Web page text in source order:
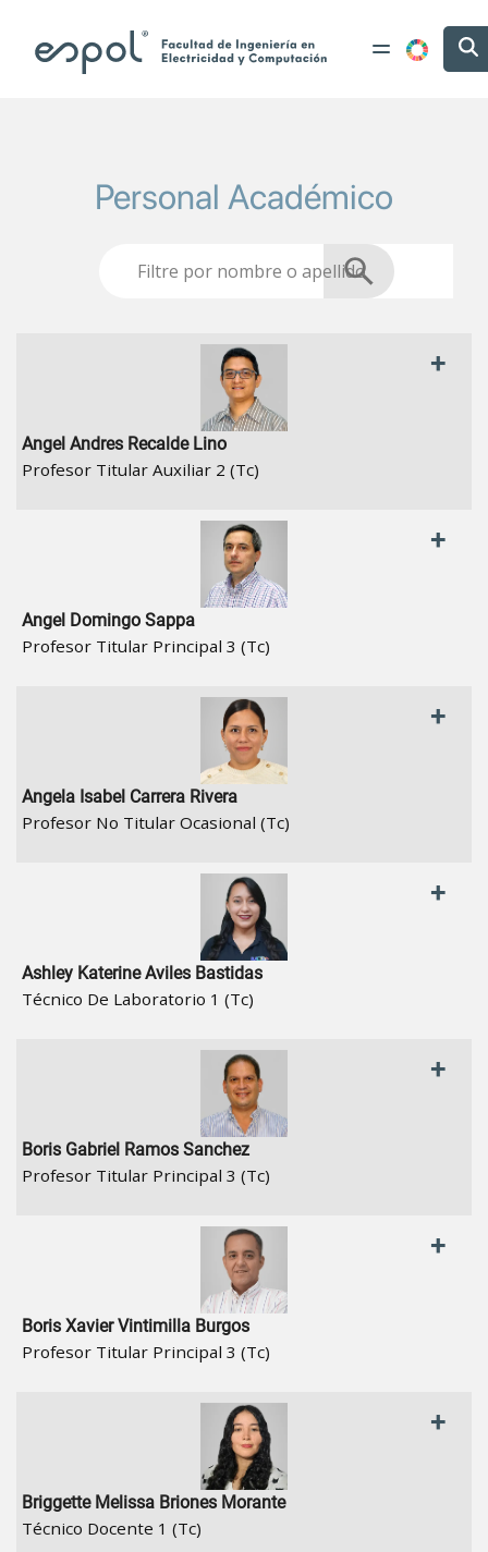
Personal Académico
Angel Andres Recalde Lino
Profesor Titular Auxiliar 2 (Tc)
+
Angel Domingo Sappa
Profesor Titular Principal 3 (Tc)
+
Angela Isabel Carrera Rivera
Profesor No Titular Ocasional (Tc)
+
Ashley Katerine Aviles Bastidas
Técnico De Laboratorio 1 (Tc)
+
Boris Gabriel Ramos Sanchez
Profesor Titular Principal 3 (Tc)
+
Boris Xavier Vintimilla Burgos
Profesor Titular Principal 3 (Tc)
+
Briggette Melissa Briones Morante
Técnico Docente 1 (Tc)
+